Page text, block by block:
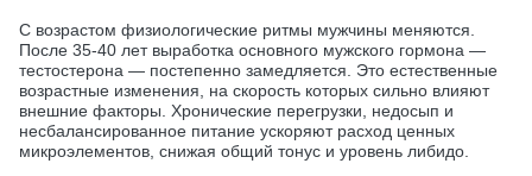
С возрастом физиологические ритмы мужчины меняются.
После 35-40 лет выработка основного мужского гормона —
тестостерона — постепенно замедляется. Это естественные
возрастные изменения, на скорость которых сильно влияют
внешние факторы. Хронические перегрузки, недосып и
несбалансированное питание ускоряют расход ценных
микроэлементов, снижая общий тонус и уровень либидо.